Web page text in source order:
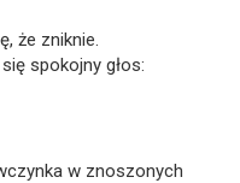
że zniknie.
spokojny głos:
w znoszonych